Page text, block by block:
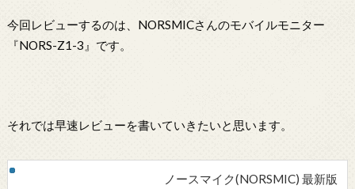
今回レビューするのは、NORSMICさんのモバイルモニター
『NORS-Z1-3』です。
それでは早速レビューを書いていきたいと思います。
ノースマイク(NORSMIC) 最新版